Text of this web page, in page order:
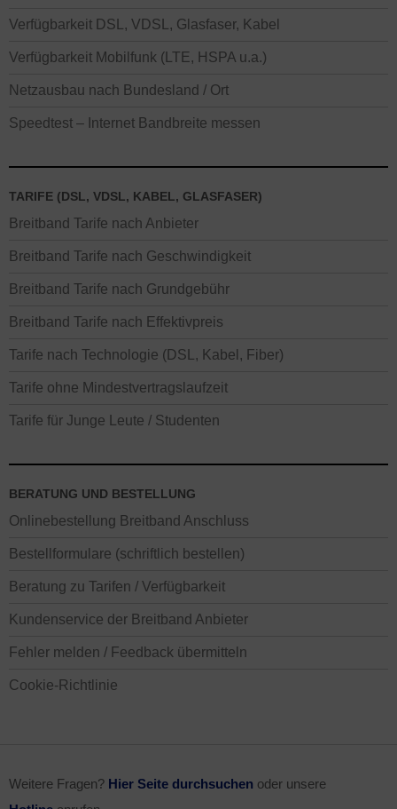
Verfügbarkeit DSL, VDSL, Glasfaser, Kabel
Verfügbarkeit Mobilfunk (LTE, HSPA u.a.)
Netzausbau nach Bundesland / Ort
Speedtest – Internet Bandbreite messen
TARIFE (DSL, VDSL, KABEL, GLASFASER)
Breitband Tarife nach Anbieter
Breitband Tarife nach Geschwindigkeit
Breitband Tarife nach Grundgebühr
Breitband Tarife nach Effektivpreis
Tarife nach Technologie (DSL, Kabel, Fiber)
Tarife ohne Mindestvertragslaufzeit
Tarife für Junge Leute / Studenten
BERATUNG UND BESTELLUNG
Onlinebestellung Breitband Anschluss
Bestellformulare (schriftlich bestellen)
Beratung zu Tarifen / Verfügbarkeit
Kundenservice der Breitband Anbieter
Fehler melden / Feedback übermitteln
Cookie-Richtlinie
Weitere Fragen? Hier Seite durchsuchen oder unsere